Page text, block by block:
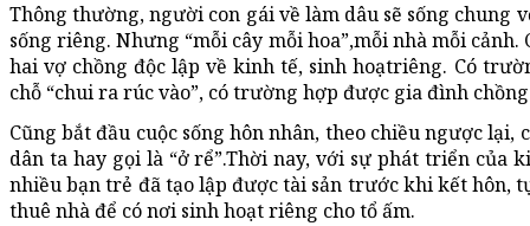
Thông thường, người con gái về làm dâu sẽ sống chung
sống riêng. Nhưng “mỗi cây mỗi hoa”,mỗi nhà mỗi
hai vợ chồng độc lập về kinh tế, sinh hoạtriêng. Có
chỗ “chui ra rúc vào”, có trường hợp được gia đình
Cũng bắt đầu cuộc sống hôn nhân, theo chiều ngược
dân ta hay gọi là “ở rể”.Thời nay, với sự phát triển của
nhiều bạn trẻ đã tạo lập được tài sản trước khi kết hôn,
thuê nhà để có nơi sinh hoạt riêng cho tổ ấm.